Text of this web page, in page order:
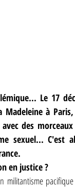
Le 17
à
des
sexuel... C'est
en justice ?
militantisme